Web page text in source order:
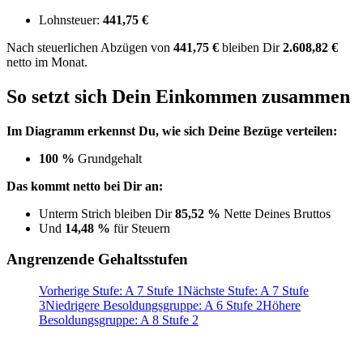
Lohnsteuer: 441,75 €
Nach steuerlichen Abzügen von 441,75 € bleiben Dir2.608,82 €
netto im Monat.
So setzt sich Dein Einkommen zusammen
Im Diagramm erkennst Du, wie sich Deine Bezüge verteilen:
100 % Grundgehalt
Das kommt netto bei Dir an:
Unterm Strich bleiben Dir85,52 % Nette Deines Bruttos
Und 14,48 % für Steuern
Angrenzende Gehaltsstufen
Vorherige Stufe: A 7 Stufe 1Nächste Stufe: A 7 Stufe
3Niedrigere Besoldungsgruppe: A 6 Stufe 2Höhere
Besoldungsgruppe: A 8 Stufe 2